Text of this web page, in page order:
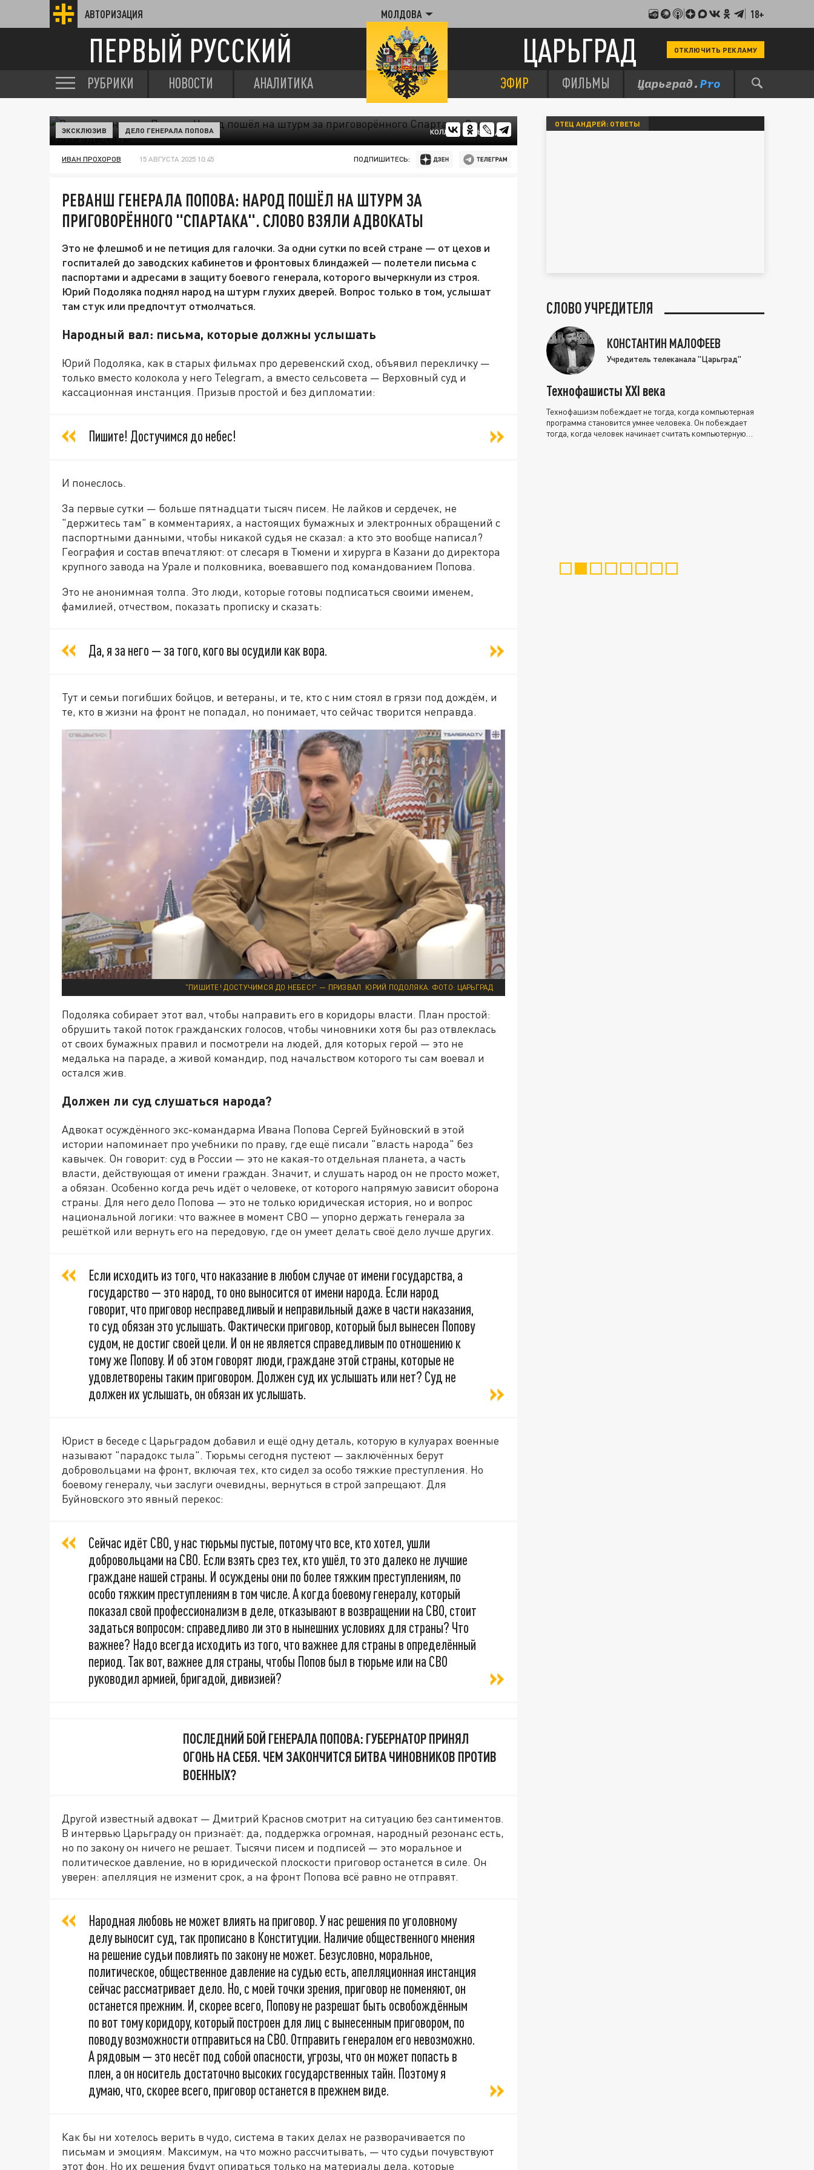
АВТОРИЗАЦИЯ МОЛДОВА 18+
ПЕРВЫЙ РУССКИЙ ЦАРЬГРАД ОТКЛЮЧИТЬ РЕКЛАМУ
РУБРИКИ НОВОСТИ АНАЛИТИКА ЭФИР ФИЛЬМЫ
КОЛЛАЖ ЦАРЬГРАДА
ЭКСКЛЮЗИВ ДЕЛО ГЕНЕРАЛА ПОПОВА
ИВАН ПРОХОРОВ 15 АВГУСТА 2025 10:45 ПОДПИШИТЕСЬ:
РЕВАНШ ГЕНЕРАЛА ПОПОВА: НАРОД ПОШЁЛ НА ШТУРМ ЗА
ПРИГОВОРЁННОГО "СПАРТАКА". СЛОВО ВЗЯЛИ АДВОКАТЫ
Это не флешмоб и не петиция для галочки. За одни сутки по всей стране — от цехов и
госпиталей до заводских кабинетов и фронтовых блиндажей — полетели письма с
паспортами и адресами в защиту боевого генерала, которого вычеркнули из строя.
Юрий Подоляка поднял народ на штурм глухих дверей. Вопрос только в том, услышат
там стук или предпочтут отмолчаться.
Народный вал: письма, которые должны услышать
Юрий Подоляка, как в старых фильмах про деревенский сход, объявил перекличку —
только вместо колокола у него Telegram, а вместо сельсовета — Верховный суд и
кассационная инстанция. Призыв простой и без дипломатии:
Пишите! Достучимся до небес!
И понеслось.
За первые сутки — больше пятнадцати тысяч писем. Не лайков и сердечек, не
"держитесь там" в комментариях, а настоящих бумажных и электронных обращений с
паспортными данными, чтобы никакой судья не сказал: а кто это вообще написал?
География и состав впечатляют: от слесаря в Тюмени и хирурга в Казани до директора
крупного завода на Урале и полковника, воевавшего под командованием Попова.
Это не анонимная толпа. Это люди, которые готовы подписаться своими именем,
фамилией, отчеством, показать прописку и сказать:
Да, я за него — за того, кого вы осудили как вора.
Тут и семьи погибших бойцов, и ветераны, и те, кто с ним стоял в грязи под дождём, и
те, кто в жизни на фронт не попадал, но понимает, что сейчас творится неправда.
"ПИШИТЕ! ДОСТУЧИМСЯ ДО НЕБЕС!" — ПРИЗВАЛ ЮРИЙ ПОДОЛЯКА. ФОТО: ЦАРЬГРАД
Подоляка собирает этот вал, чтобы направить его в коридоры власти. План простой:
обрушить такой поток гражданских голосов, чтобы чиновники хотя бы раз отвлеклась
от своих бумажных правил и посмотрели на людей, для которых герой — это не
медалька на параде, а живой командир, под начальством которого ты сам воевал и
остался жив.
Должен ли суд слушаться народа?
Адвокат осуждённого экс-командарма Ивана Попова Сергей Буйновский в этой
истории напоминает про учебники по праву, где ещё писали "власть народа" без
кавычек. Он говорит: суд в России — это не какая-то отдельная планета, а часть
власти, действующая от имени граждан. Значит, и слушать народ он не просто может,
а обязан. Особенно когда речь идёт о человеке, от которого напрямую зависит оборона
страны. Для него дело Попова — это не только юридическая история, но и вопрос
национальной логики: что важнее в момент СВО — упорно держать генерала за
решёткой или вернуть его на передовую, где он умеет делать своё дело лучше других.
Если исходить из того, что наказание в любом случае от имени государства, а
государство — это народ, то оно выносится от имени народа. Если народ
говорит, что приговор несправедливый и неправильный даже в части наказания,
то суд обязан это услышать. Фактически приговор, который был вынесен Попову
судом, не достиг своей цели. И он не является справедливым по отношению к
тому же Попову. И об этом говорят люди, граждане этой страны, которые не
удовлетворены таким приговором. Должен суд их услышать или нет? Суд не
должен их услышать, он обязан их услышать.
Юрист в беседе с Царьградом добавил и ещё одну деталь, которую в кулуарах военные
называют "парадокс тыла". Тюрьмы сегодня пустеют — заключённых берут
добровольцами на фронт, включая тех, кто сидел за особо тяжкие преступления. Но
боевому генералу, чьи заслуги очевидны, вернуться в строй запрещают. Для
Буйновского это явный перекос:
Сейчас идёт СВО, у нас тюрьмы пустые, потому что все, кто хотел, ушли
добровольцами на СВО. Если взять срез тех, кто ушёл, то это далеко не лучшие
граждане нашей страны. И осуждены они по более тяжким преступлениям, по
особо тяжким преступлениям в том числе. А когда боевому генералу, который
показал свой профессионализм в деле, отказывают в возвращении на СВО, стоит
задаться вопросом: справедливо ли это в нынешних условиях для страны? Что
важнее? Надо всегда исходить из того, что важнее для страны в определённый
период. Так вот, важнее для страны, чтобы Попов был в тюрьме или на СВО
руководил армией, бригадой, дивизией?
ПОСЛЕДНИЙ БОЙ ГЕНЕРАЛА ПОПОВА: ГУБЕРНАТОР ПРИНЯЛ
ОГОНЬ НА СЕБЯ. ЧЕМ ЗАКОНЧИТСЯ БИТВА ЧИНОВНИКОВ ПРОТИВ
ВОЕННЫХ?
Другой известный адвокат — Дмитрий Краснов смотрит на ситуацию без сантиментов.
В интервью Царьграду он признаёт: да, поддержка огромная, народный резонанс есть,
но по закону он ничего не решает. Тысячи писем и подписей — это моральное и
политическое давление, но в юридической плоскости приговор останется в силе. Он
уверен: апелляция не изменит срок, а на фронт Попова всё равно не отправят.
Народная любовь не может влиять на приговор. У нас решения по уголовному
делу выносит суд, так прописано в Конституции. Наличие общественного мнения
на решение судьи повлиять по закону не может. Безусловно, моральное,
политическое, общественное давление на судью есть, апелляционная инстанция
сейчас рассматривает дело. Но, с моей точки зрения, приговор не поменяют, он
останется прежним. И, скорее всего, Попову не разрешат быть освобождённым
по вот тому коридору, который построен для лиц с вынесенным приговором, по
поводу возможности отправиться на СВО. Отправить генералом его невозможно.
А рядовым — это несёт под собой опасности, угрозы, что он может попасть в
плен, а он носитель достаточно высоких государственных тайн. Поэтому я
думаю, что, скорее всего, приговор останется в прежнем виде.
Как бы ни хотелось верить в чудо, система в таких делах не разворачивается по
письмам и эмоциям. Максимум, на что можно рассчитывать, — что судьи почувствуют
этот фон. Но их решения будут опираться только на материалы дела, которые
ОТЕЦ АНДРЕЙ: ОТВЕТЫ
СЛОВО УЧРЕДИТЕЛЯ
КОНСТАНТИН МАЛОФЕЕВ
Учредитель телеканала "Царьград"
Технофашисты XXI века
Технофашизм побеждает не тогда, когда компьютерная
программа становится умнее человека. Он побеждает
тогда, когда человек начинает считать компьютерную